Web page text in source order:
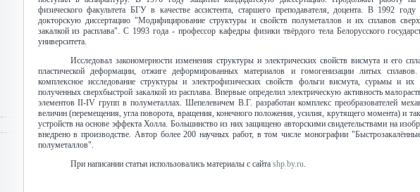
физического факультета БГУ в качестве ассистента, старшего преподавателя, доцента. В 1992 году
докторскую диссертацию "Модифицирование структуры и свойств полуметаллов и их сплавов
закалкой из расплава". С 1993 года - профессор кафедры физики твёрдого тела Белорусского
университета.
Исследовал закономерности изменения структуры и электрических свойств висмута и его
пластической деформации, отжиге деформированных материалов и гомогенизации литых
комплексное исследование структуры и электрофизических свойств фольги висмута, сурьмы и их
полученных сверхбыстрой закалкой из расплава. Впервые определил электрическую активность
элементов II-IV групп в полуметаллах. Шепелевичем В.Г. разработан комплекс преобразователей
величин (перемещения, угла поворота, вращения, конечного положения, усилия, крутящего момента) и
устройств на основе эффекта Холла. Большинство из них защищено авторскими свидетельствами на
внедрено в производстве. Автор более 200 научных работ, в том числе монографии
полуметаллов".
При написании статьи использовались материалы с сайтаshp.by.ru.